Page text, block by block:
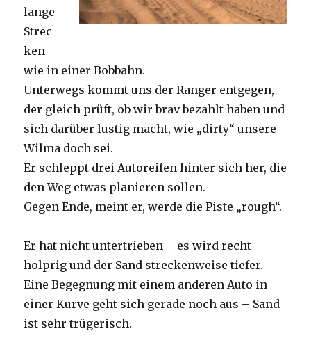
lange
Strec
ken
wie in einer Bobbahn.
Unterwegs kommt uns der Ranger entgegen,
der gleich prüft, ob wir brav bezahlt haben und
sich darüber lustig macht, wie „dirty“ unsere
Wilma doch sei.
Er schleppt drei Autoreifen hinter sich her, die
den Weg etwas planieren sollen.
Gegen Ende, meint er, werde die Piste „rough“.
Er hat nicht untertrieben – es wird recht
holprig und der Sand streckenweise tiefer.
Eine Begegnung mit einem anderen Auto in
einer Kurve geht sich gerade noch aus – Sand
ist sehr trügerisch.